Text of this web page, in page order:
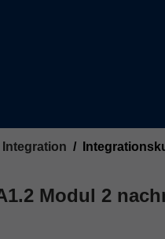
Modul 2
Cookies sind kleine
gespeichert werden.